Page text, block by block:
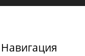
Навигация